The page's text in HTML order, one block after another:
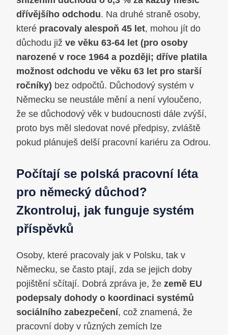
dřívějšího odchodu. Na druhé straně osoby,
které pracovaly alespoň 45 let, mohou jít do
důchodu již ve věku 63-64 let (pro osoby
narozené v roce 1964 a později; dříve platila
možnost odchodu ve věku 63 let pro starší
ročníky) bez odpočtů. Důchodový systém v
Německu se neustále mění a není vyloučeno,
že se důchodový věk v budoucnosti dále zvýší,
proto bys měl sledovat nové předpisy, zvláště
pokud plánuješ delší pracovní kariéru za Odrou.
Počítají se polská pracovní léta
pro německý důchod?
Zkontroluj, jak funguje systém
příspěvků
Osoby, které pracovaly jak v Polsku, tak v
Německu, se často ptají, zda se jejich doby
pojištění sčítají. Dobrá zpráva je, že země EU
podepsaly dohody o koordinaci systémů
sociálního zabezpečení, což znamená, že
pracovní doby v různých zemích lze